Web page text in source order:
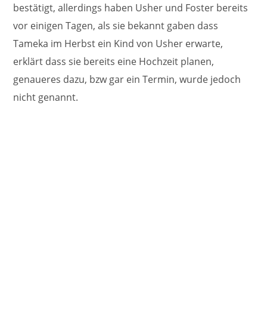
bestätigt, allerdings haben Usher und Foster bereits
vor einigen Tagen, als sie bekannt gaben dass
Tameka im Herbst ein Kind von Usher erwarte,
erklärt dass sie bereits eine Hochzeit planen,
genaueres dazu, bzw gar ein Termin, wurde jedoch
nicht genannt.